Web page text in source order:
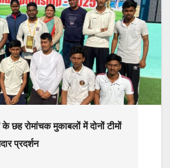
के छह रोमांचक मुकाबलों में दोनों टीमों
प्रदर्शन